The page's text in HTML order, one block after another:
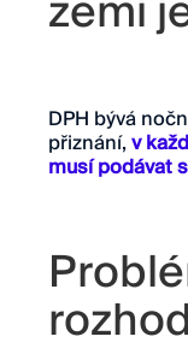
DPH bývá
přiznání,v
musí podávat